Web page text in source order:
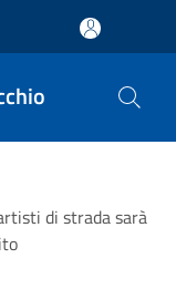
di strada sarà